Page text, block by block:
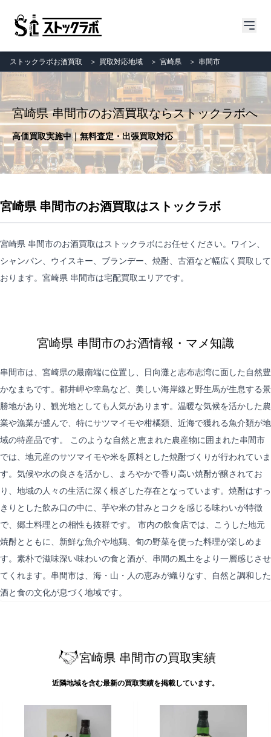
ストックラボお酒買取 ＞ 買取対応地域 ＞ 宮崎県 ＞ 串間市
宮崎県 串間市のお酒買取ならストックラボへ
高価買取実施中｜無料査定・出張買取対応
宮崎県 串間市のお酒買取はストックラボ
宮崎県 串間市のお酒買取はストックラボにお任せください。ワイン、
シャンパン、ウイスキー、ブランデー、焼酎、古酒など幅広く買取して
おります。宮崎県 串間市は宅配買取エリアです。
宮崎県 串間市のお酒情報・マメ知識
串間市は、宮崎県の最南端に位置し、日向灘と志布志湾に面した自然豊
かなまちです。都井岬や幸島など、美しい海岸線と野生馬が生息する景
勝地があり、観光地としても人気があります。温暖な気候を活かした農
業や漁業が盛んで、特にサツマイモや柑橘類、近海で獲れる魚介類が地
域の特産品です。 このような自然と恵まれた農産物に囲まれた串間市
では、地元産のサツマイモや米を原料とした焼酎づくりが行われていま
す。気候や水の良さを活かし、まろやかで香り高い焼酎が醸されてお
り、地域の人々の生活に深く根ざした存在となっています。焼酎はすっ
きりとした飲み口の中に、芋や米の甘みとコクを感じる味わいが特徴
で、郷土料理との相性も抜群です。 市内の飲食店では、こうした地元
焼酎とともに、新鮮な魚介や地鶏、旬の野菜を使った料理が楽しめま
す。素朴で滋味深い味わいの食と酒が、串間の風土をより一層感じさせ
てくれます。串間市は、海・山・人の恵みが織りなす、自然と調和した
酒と食の文化が息づく地域です。
宮崎県 串間市の買取実績
近隣地域を含む最新の買取実績を掲載しています。